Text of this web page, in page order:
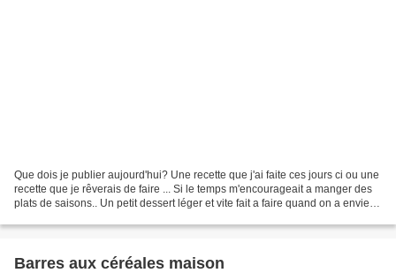
Que dois je publier aujourd'hui? Une recette que j'ai faite ces jours ci ou une
recette que je rêverais de faire ... Si le temps m'encourageait a manger des
plats de saisons.. Un petit dessert léger et vite fait a faire quand on a envie
Barres aux céréales maison